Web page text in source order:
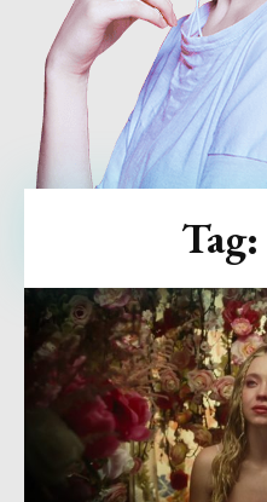
Tag: